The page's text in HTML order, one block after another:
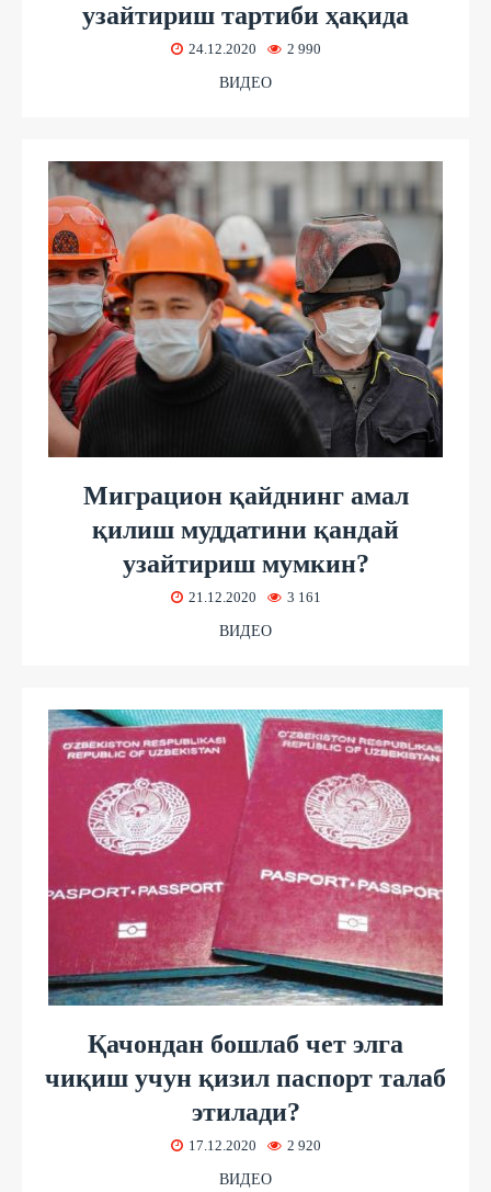
узайтириш тартиби ҳақида
24.12.2020 2 990
ВИДЕО
Миграцион қайднинг амал
қилиш муддатини қандай
узайтириш мумкин?
21.12.2020 3 161
ВИДЕО
Қачондан бошлаб чет элга
чиқиш учун қизил паспорт талаб
этилади?
17.12.2020 2 920
ВИДЕО